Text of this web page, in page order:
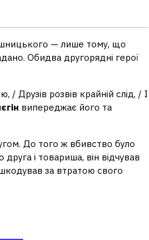
— лише тому, що
Обидва другорядні герої
Друзів розвів крайній слід, / І
випереджає його та
До того ж вбивство було
друга і товариша, він відчував
за втратою свого